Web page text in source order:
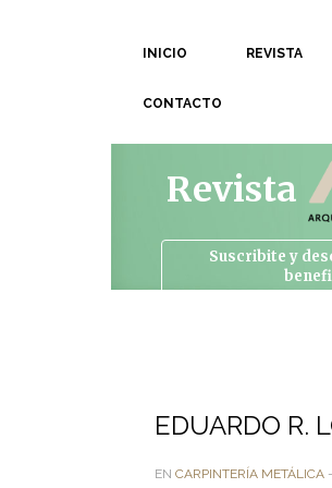
INICIO REVISTA
CONTACTO
Revista
Suscribite y
EDUARDO R.
EN CARPINTERÍA METÁLICA